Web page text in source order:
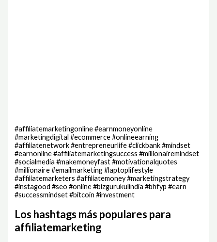
#affiliatemarketingonline #earnmoneyonline
#marketingdigital #ecommerce #onlineearning
#affiliatenetwork #entrepreneurlife #clickbank #mindset
#earnonline #affiliatemarketingsuccess #millionairemindset
#socialmedia #makemoneyfast #motivationalquotes
#millionaire #emailmarketing #laptoplifestyle
#affiliatemarketers #affiliatemoney #marketingstrategy
#instagood #seo #online #bizgurukulindia #bhfyp #earn
#successmindset #bitcoin #investment
Los hashtags más populares para
affiliatemarketing